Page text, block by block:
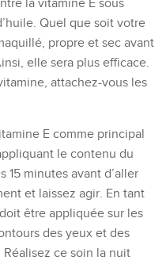
la vitamine E sous
Quel que soit votre
propre et sec avant
elle sera plus efficace.
attachez-vous les
E comme principal
le contenu du
15 minutes avant d’aller
et laissez agir. En tant
être appliquée sur les
des yeux et des
Réalisez ce soin la nuit